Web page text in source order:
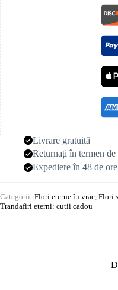
Livrare gratuită
Returnați în termen
Expediere în 48 de ore
Categorii: Flori eterne în vrac, Flori
Trandafiri eterni: cutii cadou